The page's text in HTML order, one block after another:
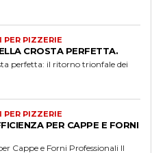
PER PIZZERIE
CROSTA PERFETTA.
perfetta: il ritorno trionfale dei
PER PIZZERIE
PER CAPPE E FORNI
Cappe e Forni Professionali Il